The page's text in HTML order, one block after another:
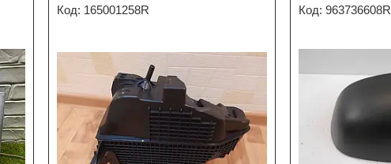
165001258R 963736608R